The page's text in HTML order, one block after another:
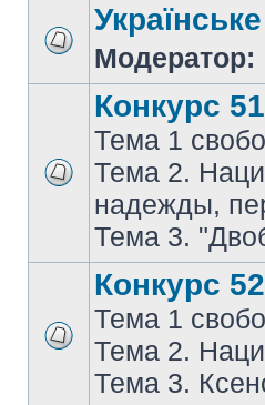
Модератор:
Конкурс 51
Тема 1
Тема 2.
надежды,
Тема 3.
Конкурс 52
Тема 1
Тема 2.
Тема 3.